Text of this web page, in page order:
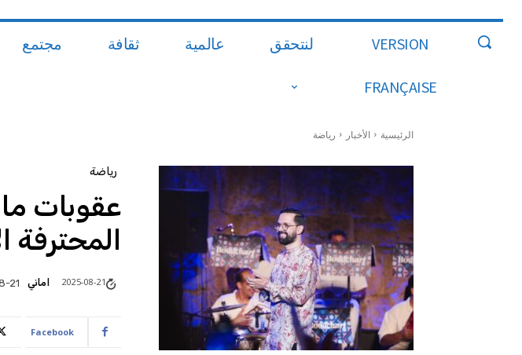
VERSION
FRANÇAISE
لنتحقق عالمية ثقافة مجتمع
الرئيسية الأخبار رياضة
رياضة
عقوبات
المحترفة
اماني 21 2025-08-21
Facebook